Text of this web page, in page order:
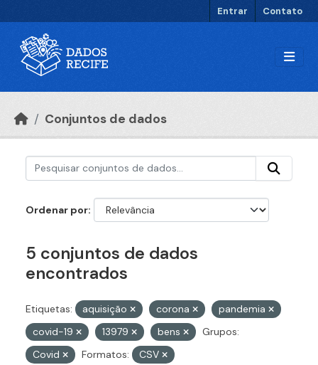
Entrar Contato
Conjuntos de dados
Ordenar por
5 conjuntos de dados
encontrados
Etiquetas: aquisição corona
pandemia
covid-19
13979 bens
Grupos:
Covid
Formatos:
CSV